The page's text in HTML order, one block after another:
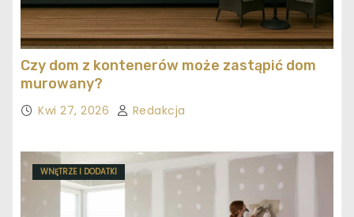
Czy dom z kontenerów może zastąpić dom
murowany?
Kwi 27, 2026 Redakcja
WNĘTRZE I DODATKI